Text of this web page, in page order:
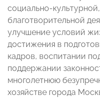
социально-
благотворительной
улучшение условий
достижения в
кадров, воспитании
поддержании
многолетнюю
хозяйстве города